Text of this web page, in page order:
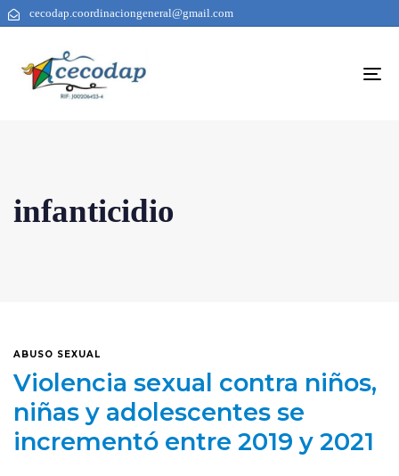
cecodap.coordinaciongeneral@gmail.com
infanticidio
ABUSO SEXUAL
Violencia sexual contra niños,
niñas y adolescentes se
incrementó entre 2019 y 2021